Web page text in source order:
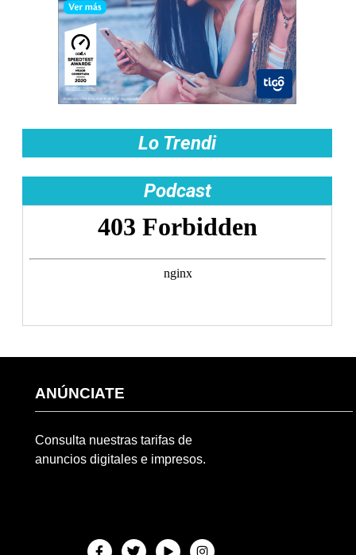
Lo Trendi
Podcast
ANÚNCIATE
Consulta nuestras tarifas de
anuncios digitales e impresos.